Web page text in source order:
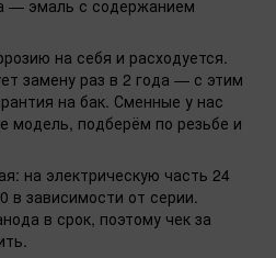
— эмаль с содержанием
на себя и расходуется.
замену раз в 2 года — с этим
на бак. Сменные у нас
модель, подберём по резьбе и
на электрическую часть 24
в зависимости от серии.
в срок, поэтому чек за